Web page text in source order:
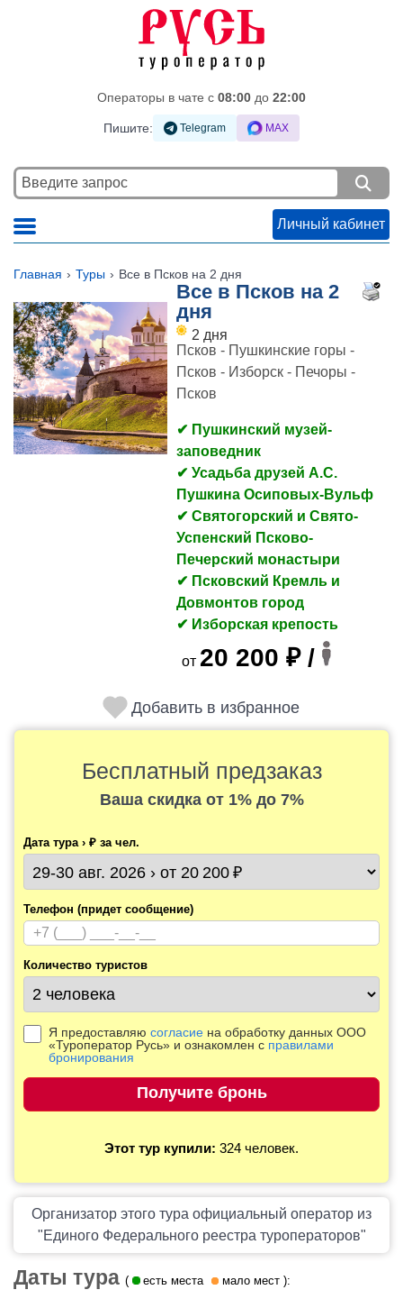
Операторы в чате c 08:00 до 22:00
Пишите: Telegram MAX
Личный кабинет
Главная Туры Все в Псков на 2 дня
Все в Псков на 2
дня
2 дня
Псков - Пушкинские горы -
Псков - Изборск - Печоры -
Псков
✔ Пушкинский музей-
заповедник
✔ Усадьба друзей А.С.
Пушкина Осиповых-Вульф
✔ Святогорский и Свято-
Успенский Псково-
Печерский монастыри
✔ Псковский Кремль и
Довмонтов город
✔ Изборская крепость
от 20 200 ₽ /
Добавить в избранное
Бесплатный предзаказ
Ваша скидка от 1% до 7%
Дата тура › ₽ за чел.
Телефон (придет сообщение)
Количество туристов
Я предоставляю согласие на обработку данных ООО
«Туроператор Русь» и ознакомлен с правилами
бронирования
Этот тур купили: 324 человек.
Организатор этого тура официальный оператор из
"Единого Федерального реестра туроператоров"
Даты тура ( есть места мало мест ):